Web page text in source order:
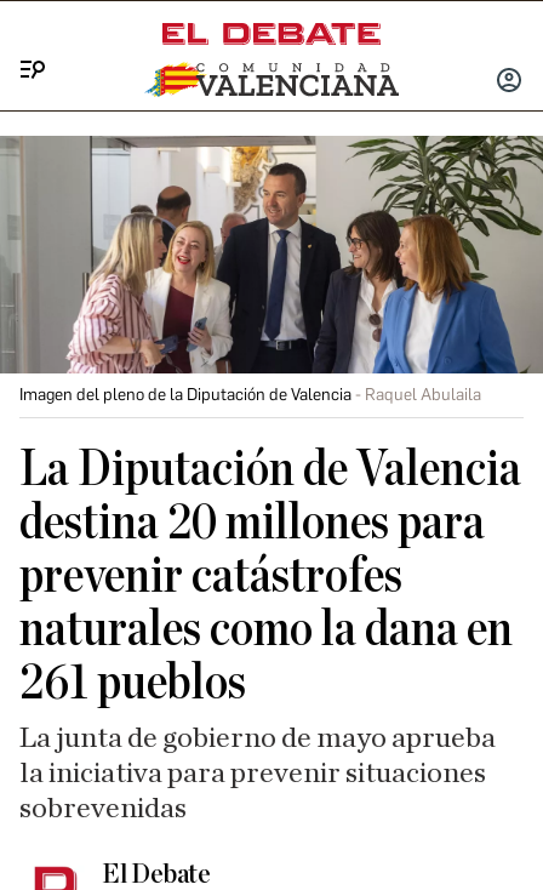
INICIAR
Imagen del pleno de la Diputación de Valencia Raquel Abulaila
La Diputación de Valencia
destina 20 millones para
prevenir catástrofes
naturales como la dana en
261 pueblos
La junta de gobierno de mayo aprueba
la iniciativa para prevenir situaciones
sobrevenidas
El Debate